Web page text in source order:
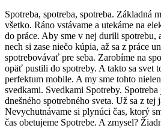
Spotreba, spotreba, spotreba. Základná
všetko. Ráno vstávame a utekáme na
do práce. Aby sme v nej durili spotrebu,
nech si zase niečo kúpia, až sa z práce
spotrebovávať pre seba. Zarobíme na
opäť pustili do spotreby. A takto sa svet
perfektum mobile. A my sme tohto
svedkami. Svedkami Spotreby.
dnešného spotrebného sveta. Už sa z
Nevychutnávame si plynúci čas, ktorý
čas obetujeme Spotrebe. A zmysel?